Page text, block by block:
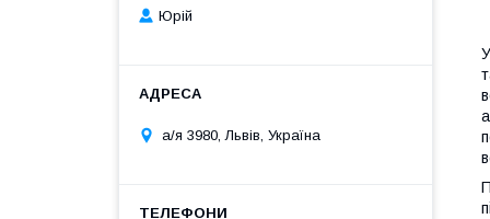
Юрій
а/я 3980, Львів, Україна